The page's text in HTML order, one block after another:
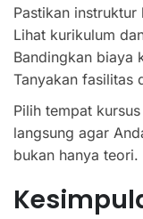
Pastikan instruktur
Lihat kurikulum
Bandingkan biaya
Tanyakan fasilitas
Pilih tempat
langsung agar
bukan hanya teori.